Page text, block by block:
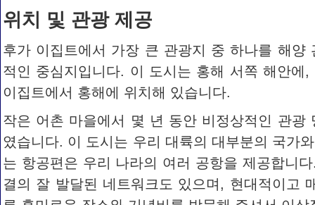
위치 및 관광 제공
후가 이집트에서 가장 큰 관광지 중 하나를 해양
적인 중심지입니다. 이 도시는 홍해 서쪽 해안에
이집트에서 홍해에 위치해 있습니다.
작은 어촌 마을에서 몇 년 동안 비정상적인 관
였습니다. 이 도시는 우리 대륙의 대부분의 국가
는 항공편은 우리 나라의 여러 공항을 제공합니
결의 잘 발달된 네트워크도 있으며, 현대적이고